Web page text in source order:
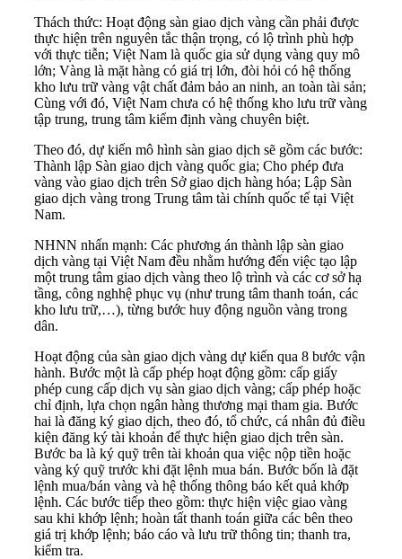
Thách thức: Hoạt động sàn giao dịch vàng cần phải được
thực hiện trên nguyên tắc thận trọng, có lộ trình phù hợp
với thực tiễn; Việt Nam là quốc gia sử dụng vàng quy mô
lớn; Vàng là mặt hàng có giá trị lớn, đòi hỏi có hệ thống
kho lưu trữ vàng vật chất đảm bảo an ninh, an toàn tài sản;
Cùng với đó, Việt Nam chưa có hệ thống kho lưu trữ vàng
tập trung, trung tâm kiểm định vàng chuyên biệt.
Theo đó, dự kiến mô hình sàn giao dịch sẽ gồm các bước:
Thành lập Sàn giao dịch vàng quốc gia; Cho phép đưa
vàng vào giao dịch trên Sở giao dịch hàng hóa; Lập Sàn
giao dịch vàng trong Trung tâm tài chính quốc tế tại Việt
Nam.
NHNN nhấn mạnh: Các phương án thành lập sàn giao
dịch vàng tại Việt Nam đều nhằm hướng đến việc tạo lập
một trung tâm giao dịch vàng theo lộ trình và các cơ sở hạ
tầng, công nghhệ phục vụ (như trung tâm thanh toán, các
kho lưu trữ,…), từng bước huy động nguồn vàng trong
dân.
Hoạt động của sàn giao dịch vàng dự kiến qua 8 bước vận
hành. Bước một là cấp phép hoạt động gồm: cấp giấy
phép cung cấp dịch vụ sàn giao dịch vàng; cấp phép hoặc
chỉ định, lựa chọn ngân hàng thương mại tham gia. Bước
hai là đăng ký giao dịch, theo đó, tổ chức, cá nhân đủ điều
kiện đăng ký tài khoản để thực hiện giao dịch trên sàn.
Bước ba là ký quỹ trên tài khoản qua việc nộp tiền hoặc
vàng ký quỹ trước khi đặt lệnh mua bán. Bước bốn là đặt
lệnh mua/bán vàng và hệ thống thông báo kết quả khớp
lệnh. Các bước tiếp theo gồm: thực hiện việc giao vàng
sau khi khớp lệnh; hoàn tất thanh toán giữa các bên theo
giá trị khớp lệnh; báo cáo và lưu trữ thông tin; thanh tra,
kiểm tra.